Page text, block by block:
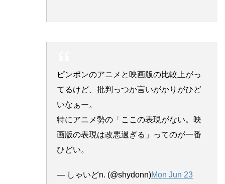
ピンポンのアニメと映画版の比較上がっ
てるけど、批判っつか言いがかりがひど
いなぁー。
特にアニメ勢の「ここの表現がない。映
画版の表現は改悪過ぎる」ってのが一番
ひどい。
— しゃいどn. (@shydonn)Mon Jun 23